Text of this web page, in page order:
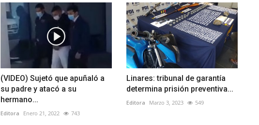
(VIDEO) Sujetó que apuñaló a
su padre y atacó a su
hermano...
Editora Enero 21, 2022 743
Linares: tribunal de garantía
determina prisión preventiva...
Editora Marzo 3, 2023 549